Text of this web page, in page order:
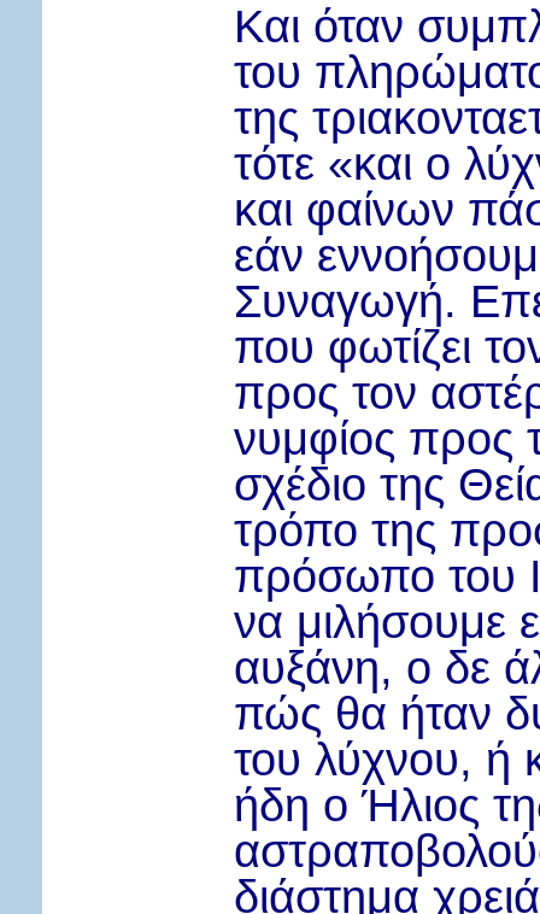
Και όταν
του
της
τότε «και ο
και φαίνων
εάν
Συναγωγή.
που φωτίζει
προς τον
νυμφίος προς
σχέδιο της
τρόπο της
πρόσωπο του
να μιλήσουμε
αυξάνη, ο δε
πώς θα ήταν
του λύχνου, ή
ήδη ο Ήλιος
διάστημα